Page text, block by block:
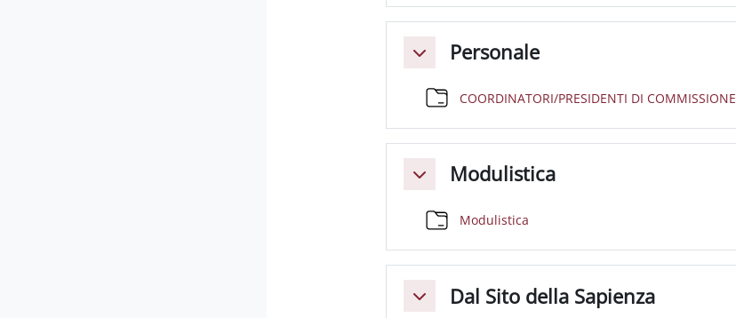
MinimizzaPersonale
COORDINATORI/PRESIDENTI DI COMMISSIONE
MinimizzaModulistica
Modulistica
MinimizzaDal Sito della Sapienza